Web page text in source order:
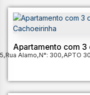
Apartamento com
Cachoeirinha
,Rua Alamo,N°: 300,APTO